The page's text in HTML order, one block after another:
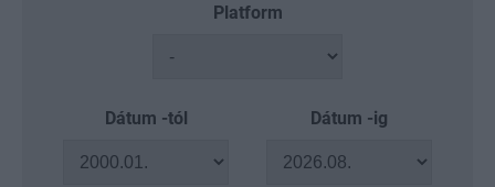
Platform
Dátum -tól Dátum -ig